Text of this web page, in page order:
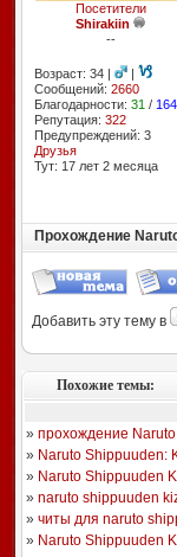
Посетители
Shirakiin
--
Возраст: 34 |
|
Сообщений: 2660
Благодарности: 31 / 164
Репутация: 322
Предупреждений: 3
Друзья
Тут: 17 лет 2 месяцa
Прохождение
Добавить эту тему в
Похожие темы:
» прохождение
» Naruto Shippuuden:
» Naruto Shippuuden
» naruto shippuuden
» читы для naruto
» Naruto Shippuuden